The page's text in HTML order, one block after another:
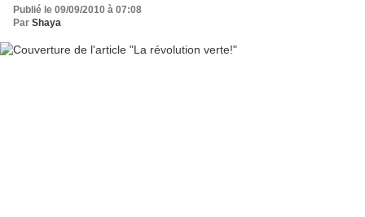
Publié le 09/09/2010 à 07:08
Par Shaya